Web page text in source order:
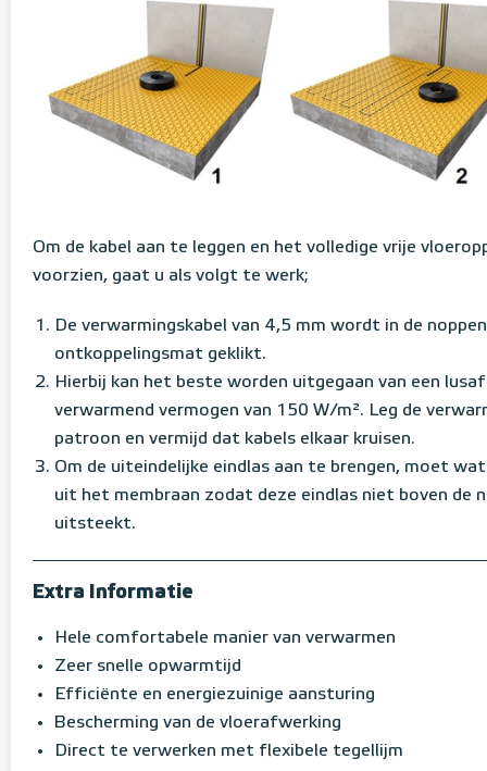
Om de kabel aan te leggen en het volledige vrije
voorzien, gaat u als volgt te werk;
De verwarmingskabel van 4,5 mm wordt in de
ontkoppelingsmat geklikt.
Hierbij kan het beste worden uitgegaan van een
verwarmend vermogen van 150 W/m². Leg de
patroon en vermijd dat kabels elkaar kruisen.
Om de uiteindelijke eindlas aan te brengen, moet
uit het membraan zodat deze eindlas niet boven de
uitsteekt.
Extra Informatie
Hele comfortabele manier van verwarmen
Zeer snelle opwarmtijd
Efficiënte en energiezuinige aansturing
Bescherming van de vloerafwerking
Direct te verwerken met flexibele tegellijm